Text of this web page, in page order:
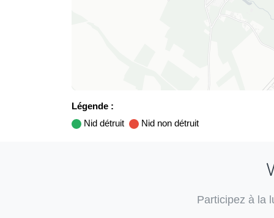
Légende :
Nid détruit
Nid non détruit
Participez à la